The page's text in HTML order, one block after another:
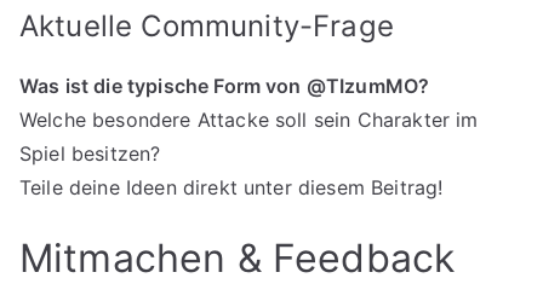
Aktuelle Community-Frage
Was ist die typische Form von @TIzumMO?
Welche besondere Attacke soll sein Charakter im
Spiel besitzen?
Teile deine Ideen direkt unter diesem Beitrag!
Mitmachen & Feedback